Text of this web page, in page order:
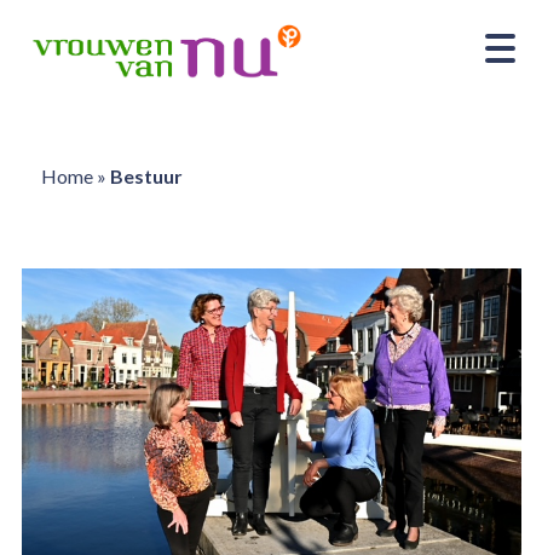
Home» Bestuur